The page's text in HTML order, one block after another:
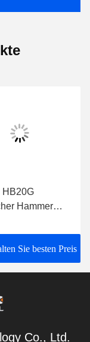
HB20G
Hammer
Für den
Land
Sie besten Preis
Co., Ltd.